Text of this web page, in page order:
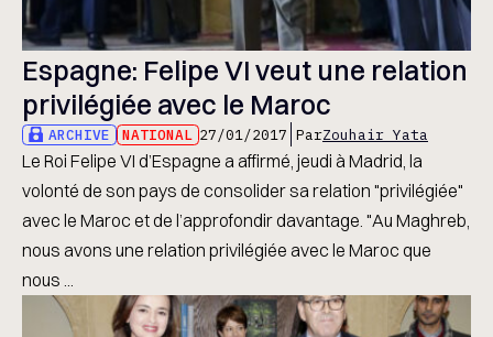
Espagne: Felipe VI veut une relation
privilégiée avec le Maroc
ARCHIVE NATIONAL 27/01/2017 ParZouhair Yata
Le Roi Felipe VI d’Espagne a affirmé, jeudi à Madrid, la
volonté de son pays de consolider sa relation "privilégiée"
avec le Maroc et de l’approfondir davantage. "Au Maghreb,
nous avons une relation privilégiée avec le Maroc que
nous ...